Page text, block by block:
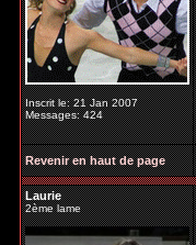
Inscrit le: 21 Jan 2007
Messages: 424
Revenir en haut de page
Laurie
2ème lame